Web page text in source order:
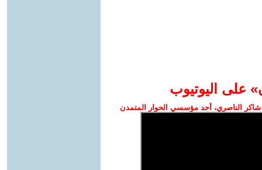
على اليوتيوب
الناصري، أحد مؤسسي الحوار المتمدن